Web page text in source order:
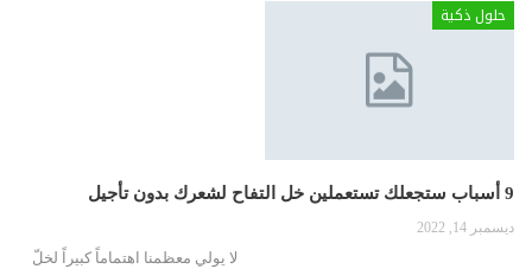
حلول ذكية
9 أسباب ستجعلك تستعملين خل التفاح لشعرك بدون تأجيل
ديسمبر 14, 2022
لا يولي معظمنا اهتماماً كبيراً لخلّ